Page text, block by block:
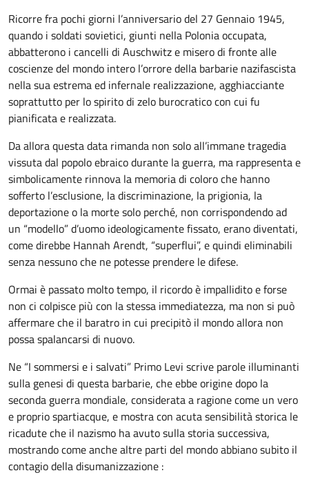
Ricorre fra pochi giorni l’anniversario del 27 Gennaio 1945,
quando i soldati sovietici, giunti nella Polonia occupata,
abbatterono i cancelli di Auschwitz e misero di fronte alle
coscienze del mondo intero l’orrore della barbarie nazifascista
nella sua estrema ed infernale realizzazione, agghiacciante
soprattutto per lo spirito di zelo burocratico con cui fu
pianificata e realizzata.
Da allora questa data rimanda non solo all’immane tragedia
vissuta dal popolo ebraico durante la guerra, ma rappresenta e
simbolicamente rinnova la memoria di coloro che hanno
sofferto l’esclusione, la discriminazione, la prigionia, la
deportazione o la morte solo perché, non corrispondendo ad
un “modello” d’uomo ideologicamente fissato, erano diventati,
come direbbe Hannah Arendt, “superflui”, e quindi eliminabili
senza nessuno che ne potesse prendere le difese.
Ormai è passato molto tempo, il ricordo è impallidito e forse
non ci colpisce più con la stessa immediatezza, ma non si può
affermare che il baratro in cui precipitò il mondo allora non
possa spalancarsi di nuovo.
Ne “I sommersi e i salvati” Primo Levi scrive parole illuminanti
sulla genesi di questa barbarie, che ebbe origine dopo la
seconda guerra mondiale, considerata a ragione come un vero
e proprio spartiacque, e mostra con acuta sensibilità storica le
ricadute che il nazismo ha avuto sulla storia successiva,
mostrando come anche altre parti del mondo abbiano subito il
contagio della disumanizzazione :